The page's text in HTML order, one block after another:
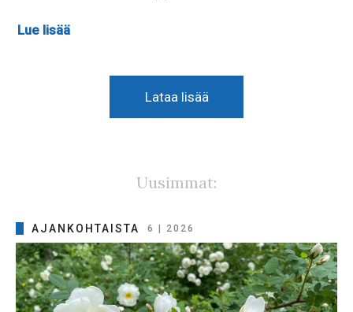
Lue lisää
Lataa lisää
Uusimmat:
AJANKOHTAISTA 6 | 2026